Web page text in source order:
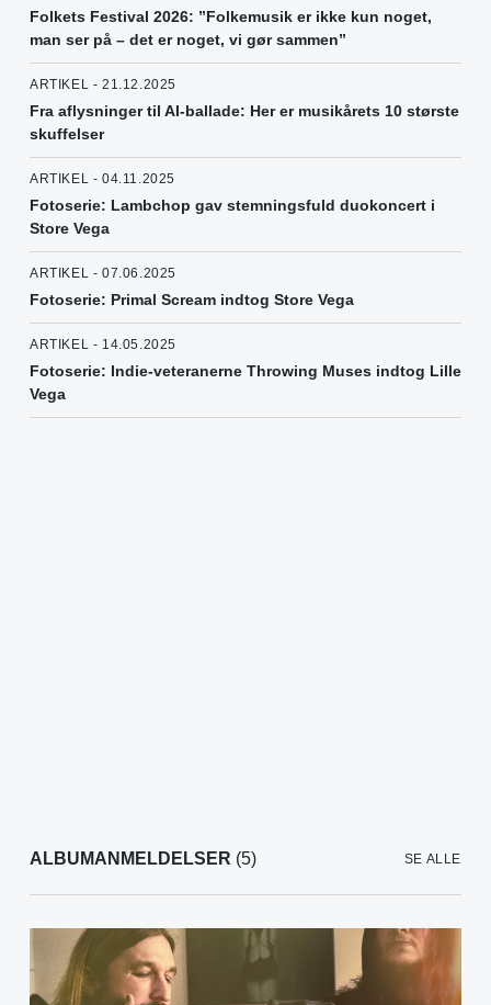
Folkets Festival 2026: ”Folkemusik er ikke kun noget,
man ser på – det er noget, vi gør sammen”
ARTIKEL - 21.12.2025
Fra aflysninger til AI-ballade: Her er musikårets 10 største
skuffelser
ARTIKEL - 04.11.2025
Fotoserie: Lambchop gav stemningsfuld duokoncert i
Store Vega
ARTIKEL - 07.06.2025
Fotoserie: Primal Scream indtog Store Vega
ARTIKEL - 14.05.2025
Fotoserie: Indie-veteranerne Throwing Muses indtog Lille
Vega
ALBUMANMELDELSER (5) SE ALLE